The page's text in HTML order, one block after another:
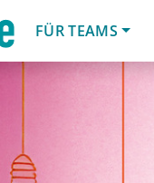
FÜR TEAMS